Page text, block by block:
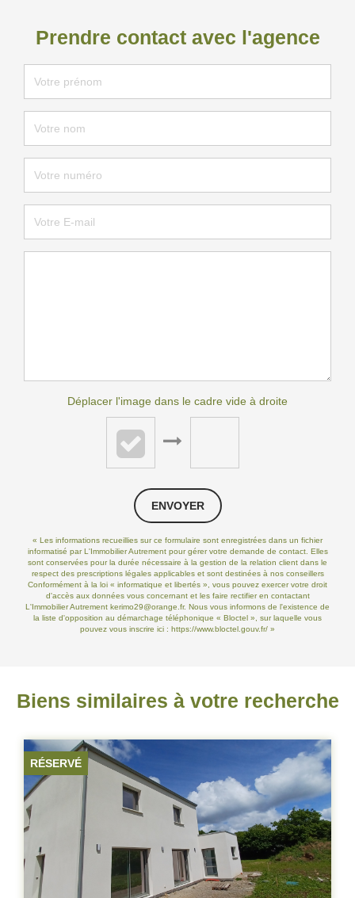
Prendre contact avec l'agence
Déplacer l'image dans le cadre vide à droite
ENVOYER
« Les informations recueillies sur ce formulaire sont enregistrées dans un fichier
informatisé par L'Immobilier Autrement pour gérer votre demande de contact. Elles
sont conservées pour la durée nécessaire à la gestion de la relation client dans le
respect des prescriptions légales applicables et sont destinées à nos conseillers
Conformément à la loi « informatique et libertés », vous pouvez exercer votre droit
d'accès aux données vous concernant et les faire rectifier en contactant
L'Immobilier Autrement kerimo29@orange.fr. Nous vous informons de l'existence de
la liste d'opposition au démarchage téléphonique « Bloctel », sur laquelle vous
pouvez vous inscrire ici : https://www.bloctel.gouv.fr/ »
Biens similaires à votre recherche
RÉSERVÉ